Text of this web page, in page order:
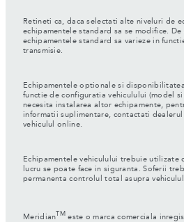
Retineti ca, daca selectati alte niveluri de
echipamentele standard sa se modifice. De
echipamentele standard sa varieze in
transmisie.
Echipamentele optionale si
functie de configuratia vehiculului (model
necesita instalarea altor echipamente,
informatii suplimentare, contactati
vehiculul online.
Echipamentele vehiculului trebuie utilizate
lucru se poate face in siguranta. Soferii
permanenta controlul total asupra
Meridian TM este o marca comerciala